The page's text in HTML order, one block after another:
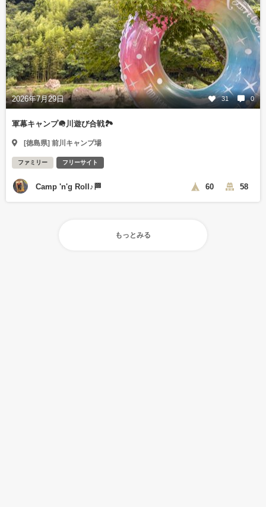
2026年7月29日 31 0
軍幕キャンプ🪖川遊び合戦🏞️
[徳島県] 前川キャンプ場
ファミリー フリーサイト
Camp 'n'g Roll♪🏁 60 58
もっとみる